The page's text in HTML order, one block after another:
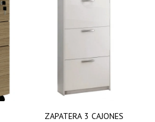
ZAPATERA 3 CAJONES